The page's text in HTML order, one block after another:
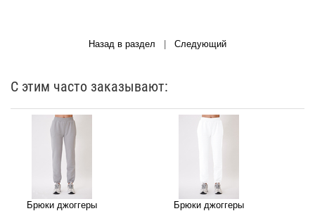
Назад в раздел Следующий
С этим часто заказывают:
Брюки джоггеры
Брюки джоггеры